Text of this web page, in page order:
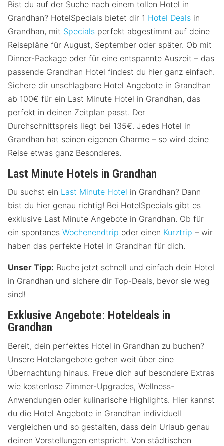
Bist du auf der Suche nach einem tollen Hotel in
Grandhan? HotelSpecials bietet dir 1 Hotel Deals in
Grandhan, mit Specials perfekt abgestimmt auf deine
Reisepläne für August, September oder später. Ob mit
Dinner-Package oder für eine entspannte Auszeit – das
passende Grandhan Hotel findest du hier ganz einfach.
Sichere dir unschlagbare Hotel Angebote in Grandhan
ab 100€ für ein Last Minute Hotel in Grandhan, das
perfekt in deinen Zeitplan passt. Der
Durchschnittspreis liegt bei 135€. Jedes Hotel in
Grandhan hat seinen eigenen Charme – so wird deine
Reise etwas ganz Besonderes.
Last Minute Hotels in Grandhan
Du suchst ein Last Minute Hotel in Grandhan? Dann
bist du hier genau richtig! Bei HotelSpecials gibt es
exklusive Last Minute Angebote in Grandhan. Ob für
ein spontanes Wochenendtrip oder einen Kurztrip – wir
haben das perfekte Hotel in Grandhan für dich.
Unser Tipp: Buche jetzt schnell und einfach dein Hotel
in Grandhan und sichere dir Top-Deals, bevor sie weg
sind!
Exklusive Angebote: Hoteldeals in
Grandhan
Bereit, dein perfektes Hotel in Grandhan zu buchen?
Unsere Hotelangebote gehen weit über eine
Übernachtung hinaus. Freue dich auf besondere Extras
wie kostenlose Zimmer-Upgrades, Wellness-
Anwendungen oder kulinarische Highlights. Hier kannst
du die Hotel Angebote in Grandhan individuell
vergleichen und so gestalten, dass dein Urlaub genau
deinen Vorstellungen entspricht. Von städtischen